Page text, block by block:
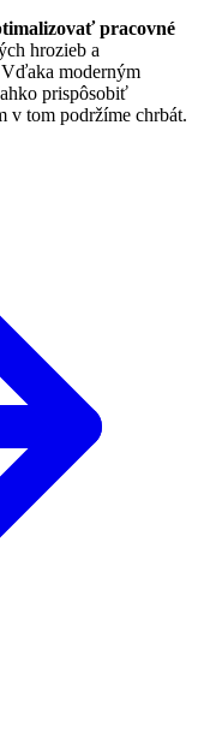
pracovné
hrozieb a
moderným
prispôsobiť
v tom podržíme chrbát.